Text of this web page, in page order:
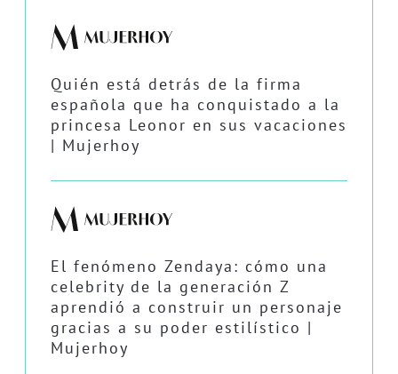
Quién está detrás de la firma
española que ha conquistado a la
princesa Leonor en sus vacaciones
| Mujerhoy
El fenómeno Zendaya: cómo una
celebrity de la generación Z
aprendió a construir un personaje
gracias a su poder estilístico |
Mujerhoy